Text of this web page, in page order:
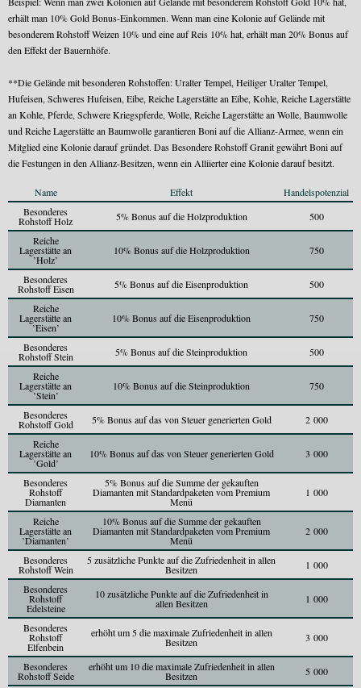
erhält man 10% Gold Bonus-Einkommen. Wenn man eine Kolonie auf Gelände mit
besonderem Rohstoff Weizen 10% und eine auf Reis 10% hat, erhält man 20% Bonus auf
den Effekt der Bauernhöfe.
**Die Gelände mit besonderen Rohstoffen: Uralter Tempel, Heiliger Uralter Tempel,
Hufeisen, Schweres Hufeisen, Eibe, Reiche Lagerstätte an Eibe, Kohle, Reiche Lagerstätte
an Kohle, Pferde, Schwere Kriegspferde, Wolle, Reiche Lagerstätte an Wolle, Baumwolle
und Reiche Lagerstätte an Baumwolle garantieren Boni auf die Allianz-Armee, wenn ein
Mitglied eine Kolonie darauf gründet. Das Besondere Rohstoff Granit gewährt Boni auf
die Festungen in den Allianz-Besitzen, wenn ein Alliierter eine Kolonie darauf besitzt.
Name Effekt
Handelspotenzial
Besonderes
Rohstoff Holz 5% Bonus auf die Holzproduktion
500
Reiche
Lagerstätte an
’Holz’
10% Bonus auf die Holzproduktion 750
Besonderes
Rohstoff Eisen 5% Bonus auf die Eisenproduktion
500
Reiche
Lagerstätte an
’Eisen’
10% Bonus auf die Eisenproduktion 750
Besonderes
Rohstoff Stein 5% Bonus auf die Steinproduktion
500
Reiche
Lagerstätte an
’Stein’
10% Bonus auf die Steinproduktion 750
Besonderes
Rohstoff Gold 5% Bonus auf das von Steuer generierten Gold
2 000
Reiche
Lagerstätte an
’Gold’
10% Bonus auf das von Steuer generierten Gold 3 000
Besonderes
Rohstoff
Diamanten
5% Bonus auf die Summe der gekauften
Diamanten mit Standardpaketen vom Premium
Menü
1 000
Reiche
Lagerstätte an
’Diamanten’
10% Bonus auf die Summe der gekauften
Diamanten mit Standardpaketen vom Premium
Menü
2 000
Besonderes
Rohstoff Wein
5 zusätzliche Punkte auf die Zufriedenheit in allen
Besitzen
1 000
Besonderes
Rohstoff
Edelsteine
10 zusätzliche Punkte auf die Zufriedenheit in
allen Besitzen 1 000
Besonderes
Rohstoff
Elfenbein
erhöht um 5 die maximale Zufriedenheit in allen
Besitzen 3 000
Besonderes
Rohstoff Seide
erhöht um 10 die maximale Zufriedenheit in allen
Besitzen
5 000